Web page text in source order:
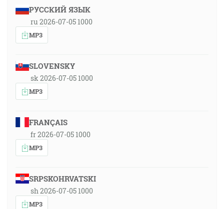
РУССКИЙ ЯЗЫК
ru 2026-07-05 1000
MP3
SLOVENSKY
sk 2026-07-05 1000
MP3
FRANÇAIS
fr 2026-07-05 1000
MP3
SRPSKOHRVATSKI
sh 2026-07-05 1000
MP3